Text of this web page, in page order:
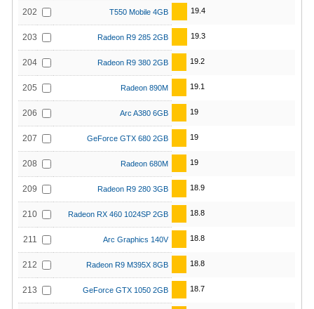
202 T550 Mobile 4GB 19.4
203 Radeon R9 285 2GB 19.3
204 Radeon R9 380 2GB 19.2
205 Radeon 890M 19.1
206 Arc A380 6GB 19
207 GeForce GTX 680 2GB 19
208 Radeon 680M 19
209 Radeon R9 280 3GB 18.9
210 Radeon RX 460 1024SP 2GB 18.8
211 Arc Graphics 140V 18.8
212 Radeon R9 M395X 8GB 18.8
213 GeForce GTX 1050 2GB 18.7